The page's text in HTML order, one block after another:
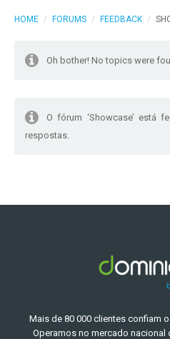
HOME / FORUMS / FEEDBACK /
Oh bother! No topics were
O fórum ‘Showcase’ está
respostas.
Mais de 80 000 clientes confiam
Operamos no mercado nacional